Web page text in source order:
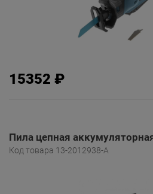
15352 ₽
Пила цепная
Код товара 13-2012938-A